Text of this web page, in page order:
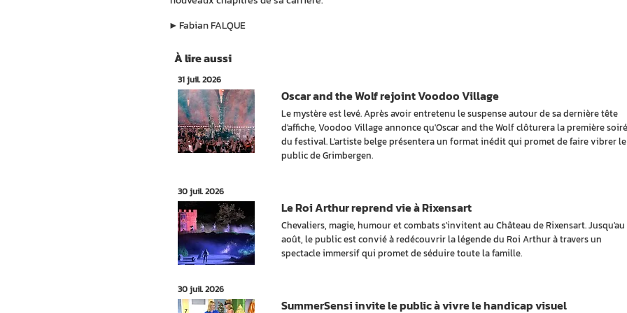
Fabian FALQUE
▶︎
À lire aussi
31 juil. 2026
Le mystère est levé. Après avoir entretenu le suspense autour de sa dernière tête
d'affiche, Voodoo Village annonce qu'Oscar and the Wolf clôturera la première
du festival. L'artiste belge présentera un format inédit qui promet de faire vibrer le
public de Grimbergen.
Oscar and the Wolf rejoint Voodoo Village
30 juil. 2026
Chevaliers, magie, humour et combats s'invitent au Château de Rixensart. Jusqu'au
août, le public est convié à redécouvrir la légende du Roi Arthur à travers un
spectacle immersif qui promet de séduire toute la famille.
Le Roi Arthur reprend vie à Rixensart
30 juil. 2026
SummerSensi invite le public à vivre le handicap visuel